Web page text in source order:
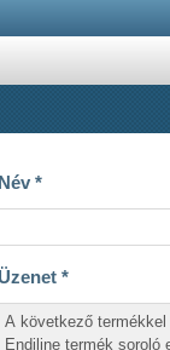
Név *
Üzenet *